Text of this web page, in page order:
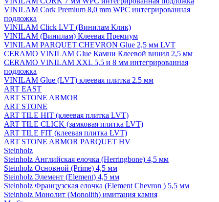
VINILAM Cork Premium 8,0 mm WPC интегрированная
подложка
VINILAM Click LVT (Винилам Клик)
VINILAM (Винилам) Клеевая Премиум
VINILAM PARQUET CHEVRON Glue 2,5 мм LVT
CERAMO VINILAM Glue Камни Клеевой винил 2,5 мм
CERAMO VINILAM XXL 5,5 и 8 мм интегрированная
подложка
VINILAM Glue (LVT) клеевая плитка 2.5 мм
ART EAST
ART STONE ARMOR
ART STONE
ART TILE HIT (клеевая плитка LVT)
ART TILE CLICK (замковая плитка LVT)
ART TILE FIT (клеевая плитка LVT)
ART STONE ARMOR PARQUET HV
Steinholz
Steinholz Английская елочка (Herringbone) 4,5 мм
Steinholz Основной (Prime) 4,5 мм
Steinholz Элемент (Element) 4,5 мм
Steinholz Французская елочка (Element Chevron ) 5,5 мм
Steinholz Монолит (Monolith) имитация камня